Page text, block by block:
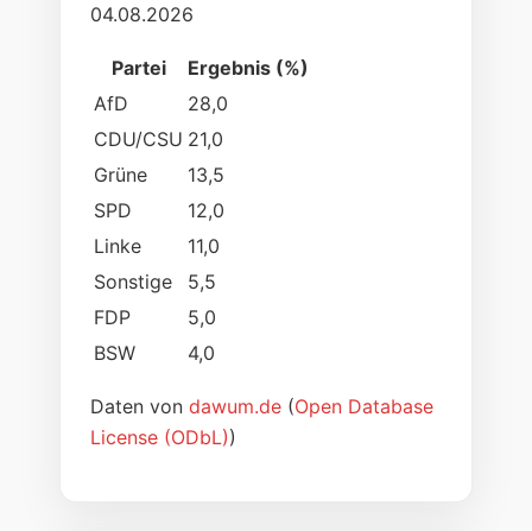
04.08.2026
Partei
Ergebnis (%)
AfD
28,0
CDU/CSU 21,0
Grüne
13,5
SPD
12,0
Linke
11,0
Sonstige
5,5
FDP
5,0
BSW
4,0
Daten vondawum.de (Open Database
License (ODbL))